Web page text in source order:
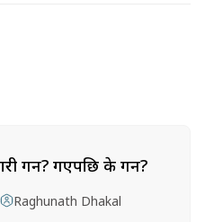
गर्ने? गएपछि के गर्ने?
Raghunath Dhakal